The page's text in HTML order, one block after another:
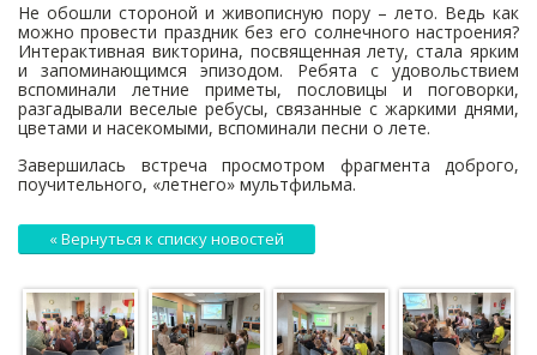
Не обошли стороной и живописную пору – лето. Ведь как
можно провести праздник без его солнечного настроения?
Интерактивная викторина, посвященная лету, стала ярким
и запоминающимся эпизодом. Ребята с удовольствием
вспоминали летние приметы, пословицы и поговорки,
разгадывали веселые ребусы, связанные с жаркими днями,
цветами и насекомыми, вспоминали песни о лете.
Завершилась встреча просмотром фрагмента доброго,
поучительного, «летнего» мультфильма.
« Вернуться к списку новостей